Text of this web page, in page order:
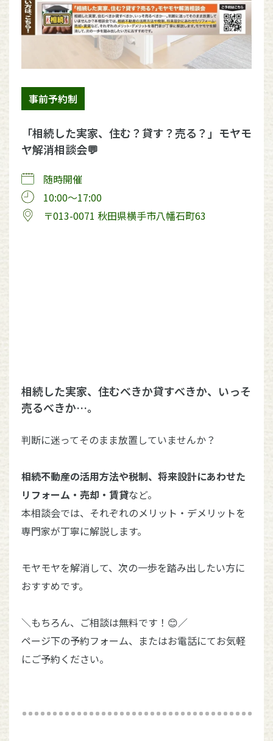
事前予約制
「相続した実家、住む？貸す？売る？」モヤモ
ヤ解消相談会💬
随時開催
10:00〜17:00
〒013-0071 秋田県横手市八幡石町63
相続した実家、住むべきか貸すべきか、いっそ
売るべきか…。
判断に迷ってそのまま放置していませんか？
相続不動産の活用方法や税制、将来設計にあわせた
リフォーム・売却・賃貸など。
本相談会では、それぞれのメリット・デメリットを
専門家が丁寧に解説します。
モヤモヤを解消して、次の一歩を踏み出したい方に
おすすめです。
＼もちろん、ご相談は無料です！😊／
ページ下の予約フォーム、またはお電話にてお気軽
にご予約ください。